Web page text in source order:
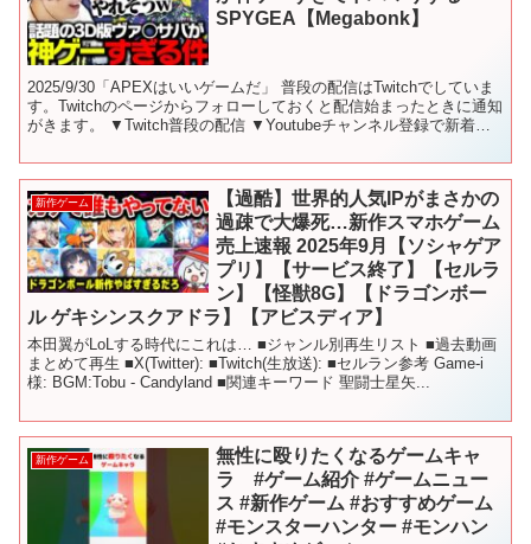
SPYGEA【Megabonk】
2025/9/30「APEXはいいゲームだ」 普段の配信はTwitchでしていま
す。Twitchのページからフォローしておくと配信始まったときに通知
がきます。 ▼Twitch普段の配信 ▼Youtubeチャンネル登録で新着動
新作ゲーム
【過酷】世界的人気IPがまさかの
過疎で大爆死…新作スマホゲーム
売上速報 2025年9月【ソシャゲア
プリ】【サービス終了】【セルラ
ン】【怪獣8G】【ドラゴンボー
ル ゲキシンスクアドラ】【アビスディア】
本田翼がLoLする時代にこれは… ■ジャンル別再生リスト ■過去動画
まとめて再生 ■X(Twitter): ■Twitch(生放送): ■セルラン参考 Game-i
様: BGM:Tobu - Candyland ■関連キーワード 聖闘士星矢...
新作ゲーム
無性に殴りたくなるゲームキャ
ラ #ゲーム紹介 #ゲームニュー
ス #新作ゲーム #おすすめゲーム
#モンスターハンター #モンハン